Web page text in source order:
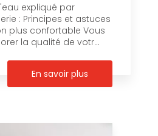
expliqué par
: Principes et astuces
plus confortable Vous
la qualité de votr...
En savoir plus